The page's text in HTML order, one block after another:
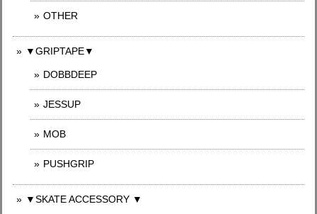
OTHER
▼GRIPTAPE▼
DOBBDEEP
JESSUP
MOB
PUSHGRIP
▼SKATE ACCESSORY ▼